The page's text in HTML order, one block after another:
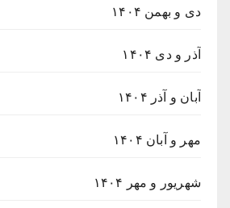
دی و بهمن ۱۴۰۴
آذر و دی ۱۴۰۴
آبان و آذر ۱۴۰۴
مهر و آبان ۱۴۰۴
شهریور و مهر ۱۴۰۴